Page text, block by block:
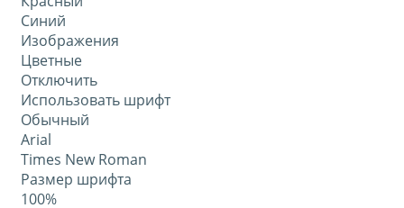
Синий
Изображения
Цветные
Отключить
Использовать шрифт
Обычный
Arial
Times New Roman
Размер шрифта
100%